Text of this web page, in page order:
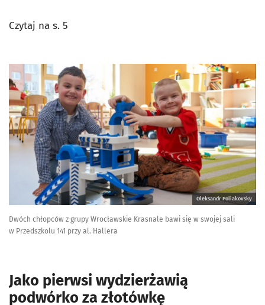
Czytaj na s. 5
Oleksandr Poliakovsky
Dwóch chłopców z grupy Wrocławskie Krasnale bawi się w swojej sali
w Przedszkolu 141 przy al. Hallera
Jako pierwsi wydzierżawią
podwórko za złotówkę